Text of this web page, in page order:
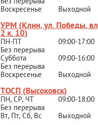
Воскресенье
Выходной
УРМ (Клин, ул. Победы, вл.
2 к. 10)
ПН-ПТ
09:00-17:00
Без перерыва
Суббота
09:00-16:00
Без перерыва
Воскресенье
Выходной
ТОСП (Высоковск)
ПН, СР, ЧТ
09:00-18:00
Без перерыва
Вт, Пт, Сб, Вс
Выходной